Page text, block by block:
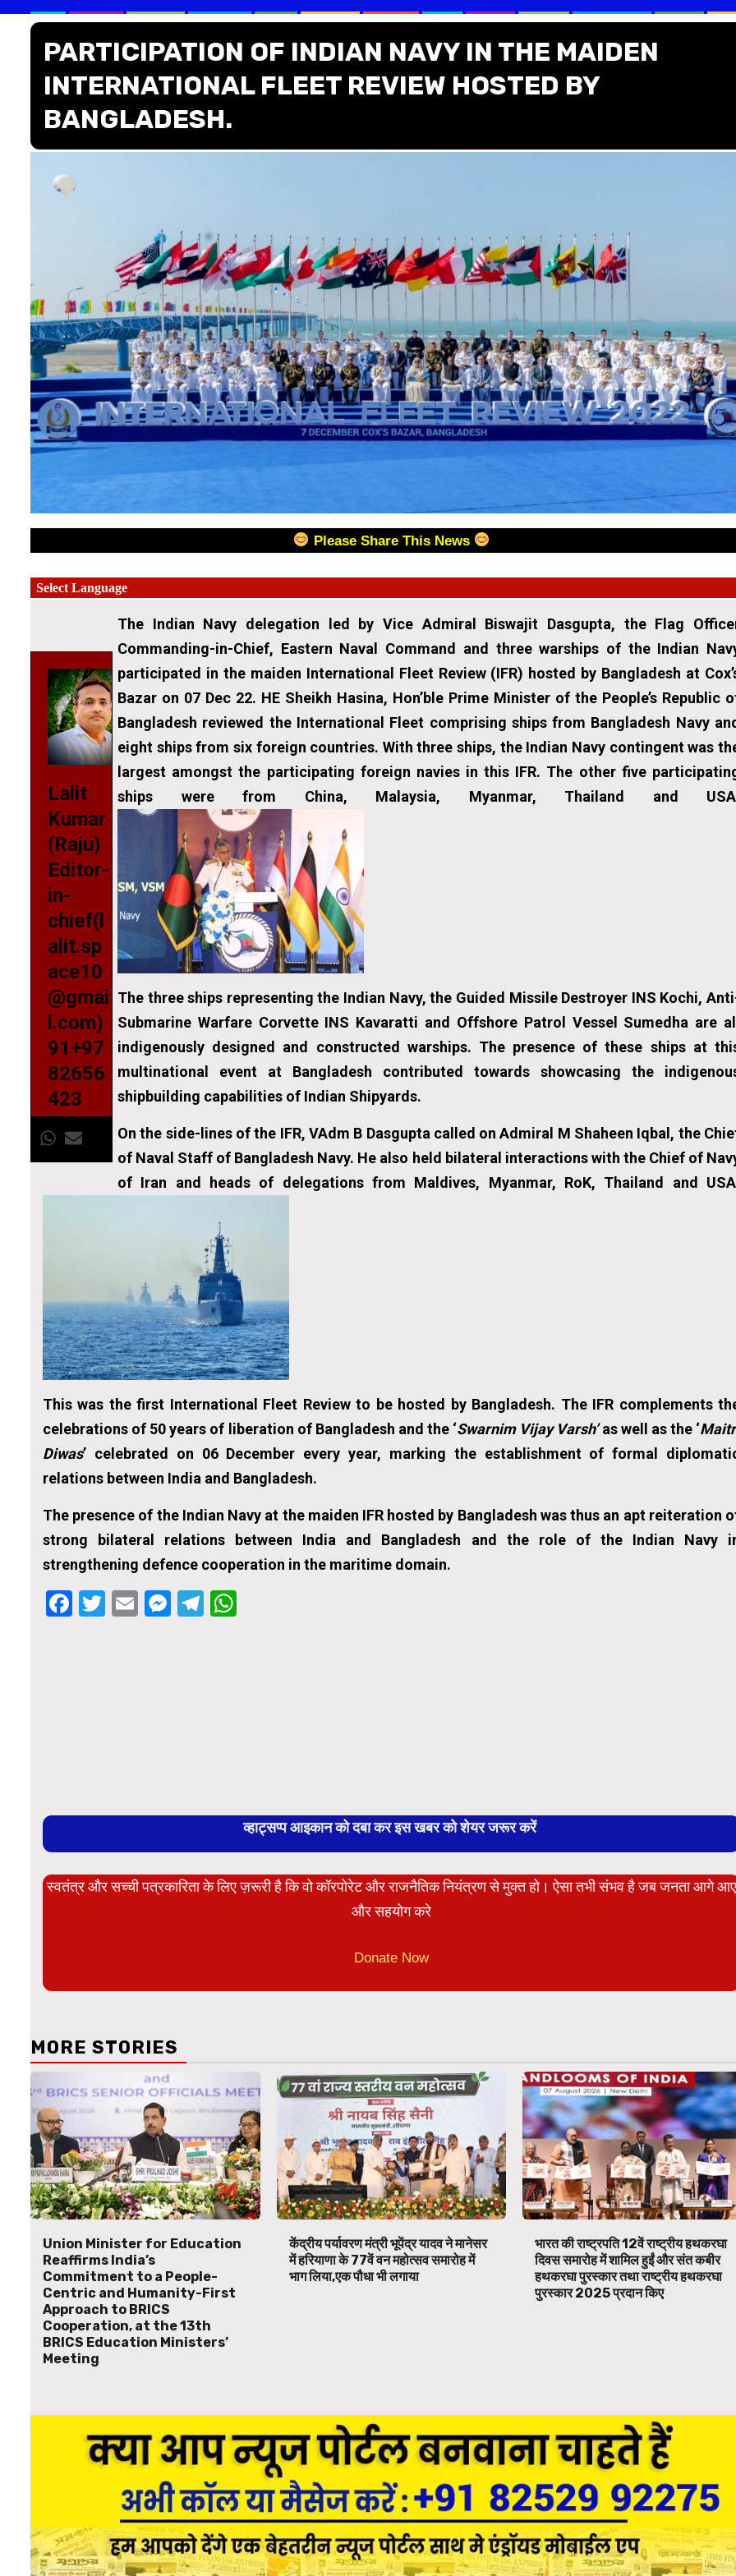
PARTICIPATION OF INDIAN NAVY IN THE MAIDEN
INTERNATIONAL FLEET REVIEW HOSTED BY
BANGLADESH.
Please Share This News
Lalit
Kumar
(Raju)
Editor-
in-
chief(l
alit.sp
ace10
@gmai
l.com)
91+97
82656
423
The Indian Navy delegation led by Vice Admiral Biswajit Dasgupta, the Flag
Commanding-in-Chief, Eastern Naval Command and three warships of the Indian
participated in the maiden International Fleet Review (IFR) hosted by Bangladesh at
Bazar on 07 Dec 22. HE Sheikh Hasina, Hon’ble Prime Minister of the People’s Republic
Bangladesh reviewed the International Fleet comprising ships from Bangladesh Navy
eight ships from six foreign countries. With three ships, the Indian Navy contingent was
largest amongst the participating foreign navies in this IFR. The other five
ships were from China, Malaysia, Myanmar, Thailand and
The three ships representing the Indian Navy, the Guided Missile Destroyer INS Kochi,
Submarine Warfare Corvette INS Kavaratti and Offshore Patrol Vessel Sumedha are
indigenously designed and constructed warships. The presence of these ships at
multinational event at Bangladesh contributed towards showcasing the
shipbuilding capabilities of Indian Shipyards.
On the side-lines of the IFR, VAdm B Dasgupta called on Admiral M Shaheen Iqbal, the
of Naval Staff of Bangladesh Navy. He also held bilateral interactions with the Chief of
of Iran and heads of delegations from Maldives, Myanmar, RoK, Thailand and
This was the first International Fleet Review to be hosted by Bangladesh. The IFR complements
celebrations of 50 years of liberation of Bangladesh and the ‘Swarnim Vijay Varsh’as well as the ‘
Diwas’ celebrated on 06 December every year, marking the establishment of formal
relations between India and Bangladesh.
The presence of the Indian Navy at the maiden IFR hosted by Bangladesh was thus an apt reiteration
strong bilateral relations between India and Bangladesh and the role of the Indian Navy
strengthening defence cooperation in the maritime domain.
Facebook
Twitter
EmailMessenger
Telegram
व्हाट्सप्प आइकान को दबा कर इस खबर को शेयर जरूर करें
स्वतंत्र और सच्ची पत्रकारिता के लिए ज़रूरी है कि वो कॉरपोरेट और राजनैतिक नियंत्रण से मुक्त हो। ऐसा तभी संभव है जब जनता आगे आए
और सहयोग करे
Donate Now
MORE STORIES
Union Minister for Education
Reaffirms India’s
Commitment to a People-
Centric and Humanity-First
Approach to BRICS
Cooperation, at the 13th
BRICS Education Ministers’
Meeting
केंद्रीय पर्यावरण मंत्री भूपेंद्र यादव ने मानेसर
में हरियाणा के 77वें वन महोत्सव समारोह में
भाग लिया,एक पौधा भी लगाया
भारत की राष्ट्रपति 12वें राष्ट्रीय हथकरघा
दिवस समारोह में शामिल हुईं और संत कबीर
हथकरघा पुरस्कार तथा राष्ट्रीय हथकरघा
पुरस्कार 2025 प्रदान किए